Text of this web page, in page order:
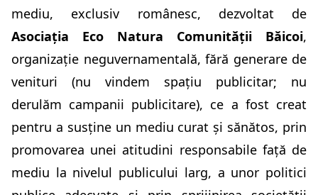
mediu, exclusiv românesc, dezvoltat de
Asociația Eco Natura Comunității Băicoi,
organizație neguvernamentală, fără generare de
venituri (nu vindem spațiu publicitar; nu
derulăm campanii publicitare), ce a fost creat
pentru a susține un mediu curat și sănătos, prin
promovarea unei atitudini responsabile față de
mediu la nivelul publicului larg, a unor politici